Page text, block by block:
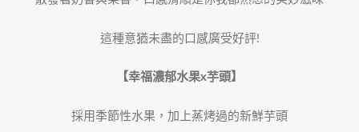
這種意猶未盡的口感廣受好評!
【幸福濃郁水果x芋頭】
採用季節性水果，加上蒸烤過的新鮮芋頭